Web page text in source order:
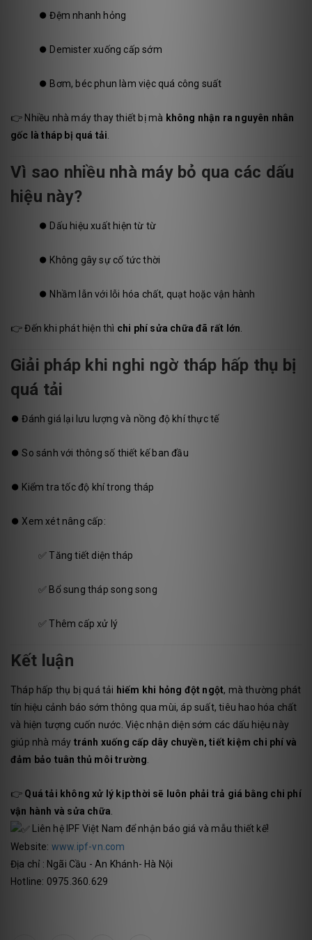
⏺️Đệm nhanh hỏng
⏺️ Demister xuống cấp sớm
⏺️ Bơm, béc phun làm việc quá công suất
👉 Nhiều nhà máy thay thiết bị mà không nhận ra nguyên nhân
gốc là tháp bị quá tải
Vì sao nhiều nhà máy bỏ qua các dấu
hiệu này?
⏺️ Dấu hiệu xuất hiện từ từ
⏺️ Không gây sự cố tức thời
⏺️ Nhầm lẫn với lỗi hóa chất, quạt hoặc vận hành
👉 Đến khi phát hiện thì chi phí sửa chữa đã rất lớn
Giải pháp khi nghi ngờ tháp hấp thụ bị
quá tải
⏺️Đánh giá lại lưu lượng và nồng độ khí thực tế
⏺️So sánh với thông số thiết kế ban đầu
⏺️ Kiểm tra tốc độ khí trong tháp
⏺️ Xem xét nâng cấp:
✅ Tăng tiết diện tháp
✅ Bổ sung tháp song song
✅ Thêm cấp xử lý
Kết luận
Tháp hấp thụ bị quá tải hiếm khi hỏng đột ngột, mà thường phát
tín hiệu cảnh báo sớm thông qua mùi, áp suất, tiêu hao hóa chất
và hiện tượng cuốn nước. Việc nhận diện sớm các dấu hiệu này
giúp nhà máy tránh xuống cấp dây chuyền, tiết kiệm chi phí và
đảm bảo tuân thủ môi trường
👉 Quá tải không xử lý kịp thời sẽ luôn phải trả giá bằng chi phí
vận hành và sửa chữa
Liên hệ IPF Việt Nam để nhận báo giá và mẫu thiết kế!
Website: www.ipf-vn.com
Địa chỉ : Ngãi Cầu - An Khánh- Hà Nội
Hotline: 0975.360.629